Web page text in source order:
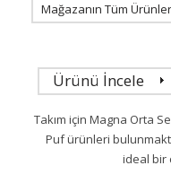
Mağazanın Tüm
Ürünü İncele
Takım için Magna Orta
Puf ürünleri
ideal bir